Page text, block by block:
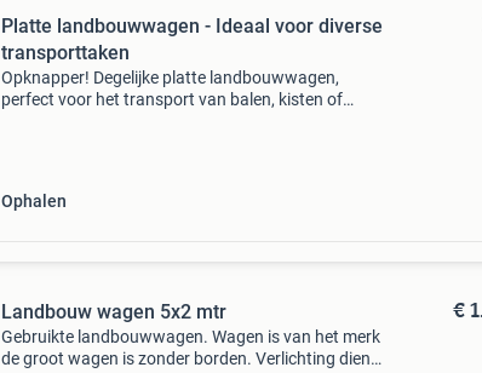
Platte landbouwwagen - Ideaal voor diverse
transporttaken
Opknapper! Degelijke platte landbouwwagen,
perfect voor het transport van balen, kisten of
Ophalen
Landbouw wagen 5x2 mtr
Gebruikte landbouwwagen. Wagen is van het merk
de groot wagen is zonder borden. Verlichting dient
€